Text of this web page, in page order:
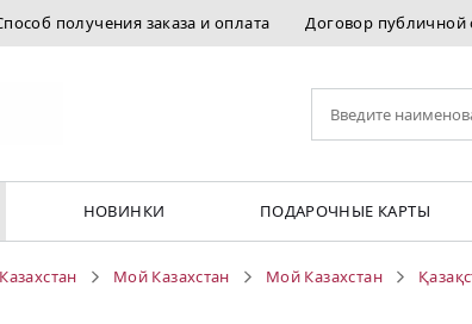
получения заказа и оплата Договор публичной
НОВИНКИ ПОДАРОЧНЫЕ КАРТЫ
Мой Казахстан Мой Казахстан